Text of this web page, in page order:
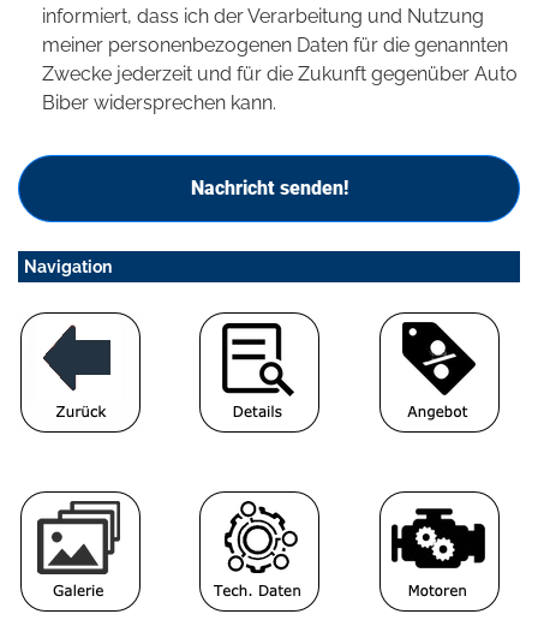
informiert, dass ich der Verarbeitung und Nutzung
meiner personenbezogenen Daten für die genannten
Zwecke jederzeit und für die Zukunft gegenüber Auto
Biber widersprechen kann.
Nachricht senden!
Navigation